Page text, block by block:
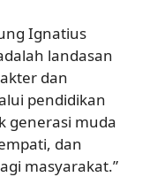
Ignatius
landasan
dan
pendidikan
generasi muda
dan
masyarakat.”